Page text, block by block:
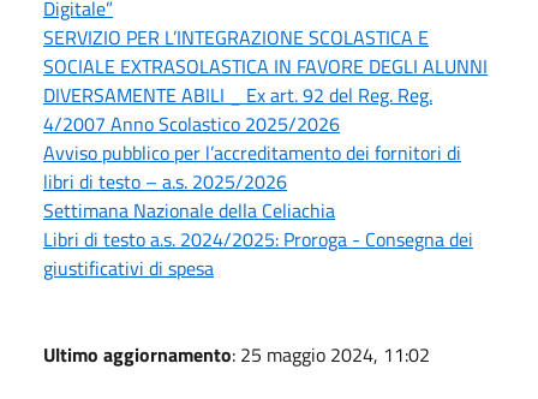
Digitale”
SERVIZIO PER L’INTEGRAZIONE SCOLASTICA E
SOCIALE EXTRASOLASTICA IN FAVORE DEGLI ALUNNI
DIVERSAMENTE ABILI _ Ex art. 92 del Reg. Reg.
4/2007 Anno Scolastico 2025/2026
Avviso pubblico per l’accreditamento dei fornitori di
libri di testo – a.s. 2025/2026
Settimana Nazionale della Celiachia
Libri di testo a.s. 2024/2025: Proroga - Consegna dei
giustificativi di spesa
Ultimo aggiornamento: 25 maggio 2024, 11:02